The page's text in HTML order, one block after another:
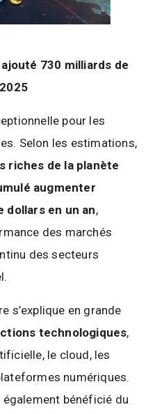
730 milliards de
pour les
Selon les estimations,
riches de la planète
augmenter
dollars en un an,
des marchés
des secteurs
s’explique en grande
technologiques,
le cloud, les
numériques.
bénéficié du